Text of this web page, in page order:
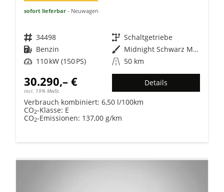
sofort lieferbar Neuwagen
Fahrzeugnr. 34498 Getriebe Schaltgetriebe
Kraftstoff Benzin Außenfarbe
Midnight Schwarz Metallic
Leistung 110 kW (150 PS) Kilometerstand 50 km
30.290,– €
incl. 19% MwSt.
Details
Verbrauch kombiniert: 6,50 l/100km
CO2-Klasse: E
CO2-Emissionen: 137,00 g/km